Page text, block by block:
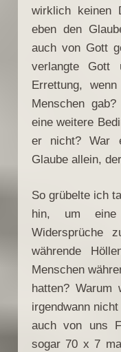
wirklich keinen
eben den
auch von Gott
verlangte Gott
Errettung,
Menschen
eine weitere
er nicht? War
Glaube allein,
So grübelte ich
hin, um
Widersprüche
währende
Menschen
hatten? Warum
irgendwann
auch von uns
sogar 70 x 7